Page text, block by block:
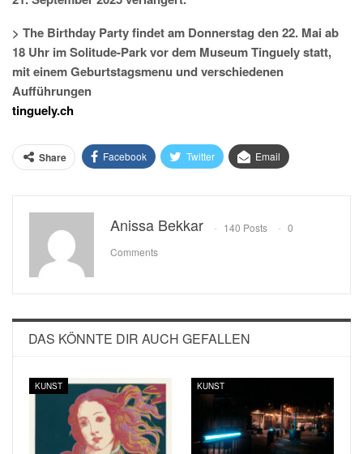
> The Birthday Party findet am Donnerstag den 22. Mai ab
18 Uhr im Solitude-Park vor dem Museum Tinguely statt,
mit einem Geburtstagsmenu und verschiedenen
Aufführungen
tinguely.ch
Share Facebook Twitter Email
Anissa Bekkar 140 Posts
0
Comments
DAS KÖNNTE DIR AUCH GEFALLEN
KUNST KUNST